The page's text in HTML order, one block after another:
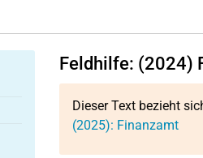
Feldhilfe: (2024)
Dieser Text bezieht
(2025): Finanzamt